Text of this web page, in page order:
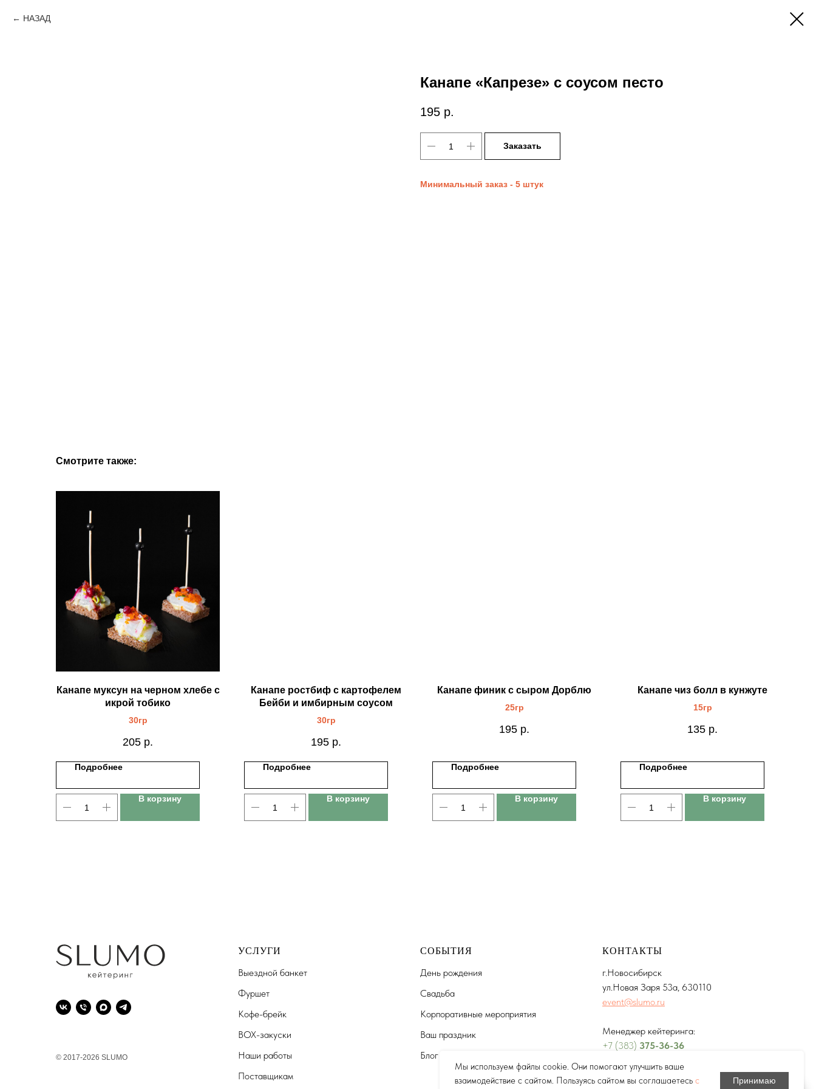
НАЗАД
Канапе «Капрезе» с соусом песто
195 р.
Заказать
Минимальный заказ - 5 штук
Смотрите также:
Канапе муксун на черном хлебе с
икрой тобико
30гр
205 р.
Подробнее
В корзину
Канапе ростбиф с картофелем
Бейби и имбирным соусом
30гр
195 р.
Подробнее
В корзину
Канапе финик с сыром Дорблю
25гр
195 р.
Подробнее
В корзину
Канапе чиз болл в кунжуте
15гр
135 р.
Подробнее
В корзину
Мы используем файлы cookie. Они помогают улучшить ваше
взаимодействие с сайтом. Пользуясь сайтом вы соглашаетесь с Принимаю
© 2017-2026 SLUMO
УСЛУГИ
Выездной банкет
Фуршет
Кофе-брейк
BOX-закуски
Наши работы
Поставщикам
СОБЫТИЯ
День рождения
Свадьба
Корпоративные мероприятия
Ваш праздник
Блог
КОНТАКТЫ
г.Новосибирск
ул.Новая Заря 53а, 630110
event@slumo.ru
Менеджер кейтеринга:
+7 (383) 375-36-36
Политика конфиденциальности